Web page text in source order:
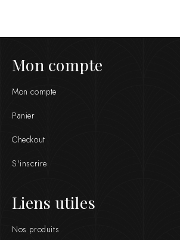
Mon compte
Mon compte
Panier
Checkout
S'inscrire
Liens utiles
Nos produits